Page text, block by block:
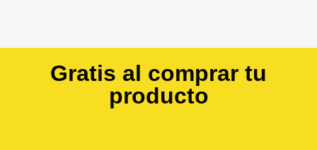
Gratis al comprar tu
producto